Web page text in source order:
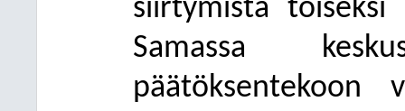
siirtymistä toiseksi
Samassa
päätöksentekoon